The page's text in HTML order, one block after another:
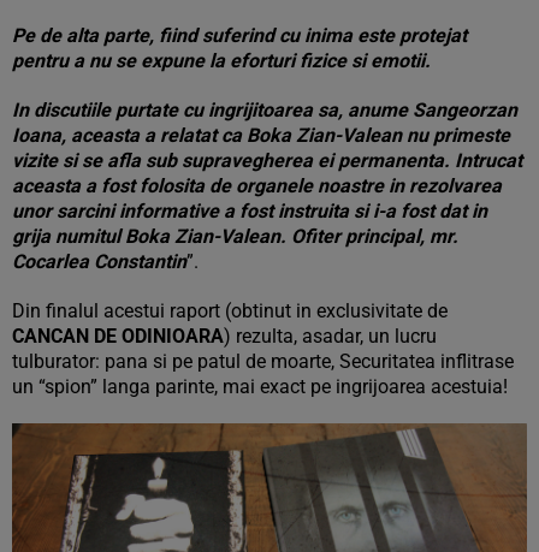
Pe de alta parte, fiind suferind cu inima este protejat
pentru a nu se expune la eforturi fizice si emotii.
In discutiile purtate cu ingrijitoarea sa, anume Sangeorzan
Ioana, aceasta a relatat ca Boka Zian-Valean nu primeste
vizite si se afla sub supravegherea ei permanenta. Intrucat
aceasta a fost folosita de organele noastre in rezolvarea
unor sarcini informative a fost instruita si i-a fost dat in
grija numitul Boka Zian-Valean. Ofiter principal, mr.
Cocarlea Constantin”.
Din finalul acestui raport (obtinut in exclusivitate de
CANCAN DE ODINIOARA) rezulta, asadar, un lucru
tulburator: pana si pe patul de moarte, Securitatea inflitrase
un “spion” langa parinte, mai exact pe ingrijoarea acestuia!